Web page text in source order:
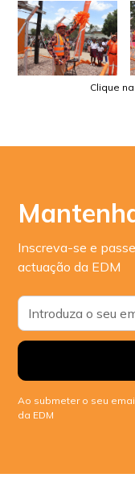
Clique
Inscreva-se e
actuação da EDM
Ao submeter o seu
da EDM